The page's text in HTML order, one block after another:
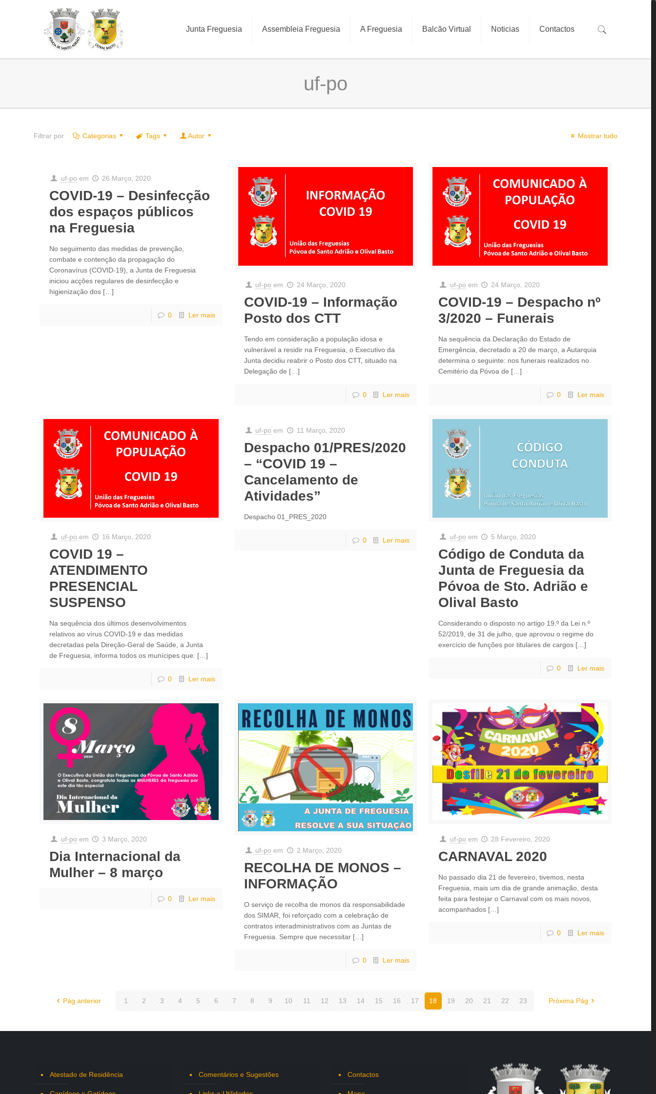
Junta Freguesia Assembleia Freguesia A Freguesia Balcão Virtual Noticias Contactos
uf-po
Filtrar por Categorias Tags Autor Mostrar tudo
uf-po em 26 Março, 2020
COVID-19 – Desinfecção
dos espaços públicos
na Freguesia
No seguimento das medidas de prevenção,
combate e contenção da propagação do
Coronavírus (COVID-19), a Junta de Freguesia
iniciou acções regulares de desinfecção e
higienização dos […]
0 Ler mais
uf-po em 24 Março, 2020
COVID-19 – Informação
Posto dos CTT
Tendo em consideração a população idosa e
vulnerável a residir na Freguesia, o Executivo da
Junta decidiu reabrir o Posto dos CTT, situado na
Delegação de […]
0 Ler mais
uf-po em 24 Março, 2020
COVID-19 – Despacho nº
3/2020 – Funerais
Na sequência da Declaração do Estado de
Emergência, decretado a 20 de março, a Autarquia
determina o seguinte: nos funerais realizados no
Cemitério da Póvoa de […]
0 Ler mais
uf-po em 16 Março, 2020
COVID 19 –
ATENDIMENTO
PRESENCIAL
SUSPENSO
Na sequência dos últimos desenvolvimentos
relativos ao vírus COVID-19 e das medidas
decretadas pela Direção-Geral de Saúde, a Junta
de Freguesia, informa todos os munícipes que: […]
0 Ler mais
uf-po em 11 Março, 2020
Despacho 01/PRES/2020
– “COVID 19 –
Cancelamento de
Atividades”
Despacho 01_PRES_2020
0 Ler mais uf-po em 5 Março, 2020
Código de Conduta da
Junta de Freguesia da
Póvoa de Sto. Adrião e
Olival Basto
Considerando o disposto no artigo 19.º da Lei n.º
52/2019, de 31 de julho, que aprovou o regime do
exercício de funções por titulares de cargos […]
0 Ler mais
uf-po em 3 Março, 2020
Dia Internacional da
Mulher – 8 março
0 Ler mais
uf-po em 2 Março, 2020
RECOLHA DE MONOS –
INFORMAÇÃO
O serviço de recolha de monos da responsabilidade
dos SIMAR, foi reforçado com a celebração de
contratos interadministrativos com as Juntas de
Freguesia. Sempre que necessitar[…]
0 Ler mais
uf-po em 28 Fevereiro, 2020
CARNAVAL 2020
No passado dia 21 de fevereiro, tivemos, nesta
Freguesia, mais um dia de grande animação, desta
feita para festejar o Carnaval com os mais novos,
acompanhados […]
0 Ler mais
Pág anterior 1 2 3 4 5 6 7 8 9 10 11 12 13 14 15 16 17 18 19 20 21 22 23 Próxima Pág
Atestado de Residência Comentários e Sugestões Contactos